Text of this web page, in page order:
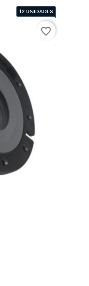
12 UNIDADES
favorite_border